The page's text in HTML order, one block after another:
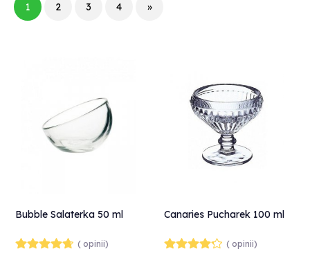
1 2 3 4 »
Bubble Salaterka 50 ml
( opinii)
Canaries Pucharek 100 ml
( opinii)